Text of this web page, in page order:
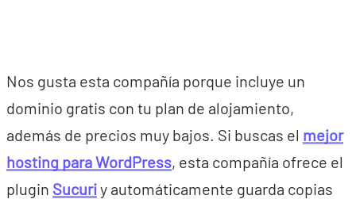
Nos gusta esta compañía porque incluye un
dominio gratis con tu plan de alojamiento,
además de precios muy bajos. Si buscas el mejor
hosting para WordPress, esta compañía ofrece el
plugin Sucuriy automáticamente guarda copias